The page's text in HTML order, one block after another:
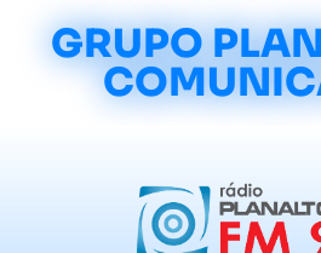
GRUPO